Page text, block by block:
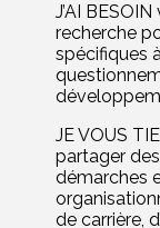
J’AI
recherche
spécifiques
JE VOUS
partager
démarches
de carrière,